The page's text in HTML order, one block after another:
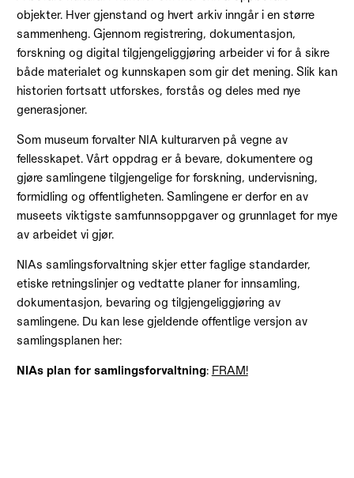
objekter. Hver gjenstand og hvert arkiv inngår i en større
sammenheng. Gjennom registrering, dokumentasjon,
forskning og digital tilgjengeliggjøring arbeider vi for å sikre
både materialet og kunnskapen som gir det mening. Slik kan
historien fortsatt utforskes, forstås og deles med nye
generasjoner.
Som museum forvalter NIA kulturarven på vegne av
fellesskapet. Vårt oppdrag er å bevare, dokumentere og
gjøre samlingene tilgjengelige for forskning, undervisning,
formidling og offentligheten. Samlingene er derfor en av
museets viktigste samfunnsoppgaver og grunnlaget for mye
av arbeidet vi gjør.
NIAs samlingsforvaltning skjer etter faglige standarder,
etiske retningslinjer og vedtatte planer for innsamling,
dokumentasjon, bevaring og tilgjengeliggjøring av
samlingene. Du kan lese gjeldende offentlige versjon av
samlingsplanen her:
NIAs plan for samlingsforvaltning: FRAM!